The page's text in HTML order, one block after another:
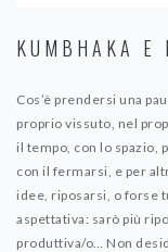
KUMBHAKA E
Cos’è prendersi una
proprio vissuto, nel
il tempo, con lo spazio,
con il fermarsi, e per
idee, riposarsi, o forse
aspettativa: sarò più
produttiva/o… Non